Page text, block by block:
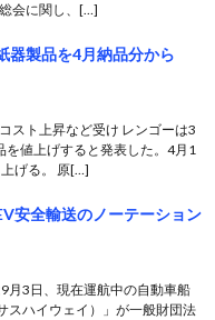
会に関し、[…]
器製品を4月納品分から
スト上昇など受け レンゴーは3
を値上げすると発表した。4月1
げる。 原[…]
安全輸送のノーテーション
月3日、現在運航中の自動車船
スハイウェイ）」が一般財団法